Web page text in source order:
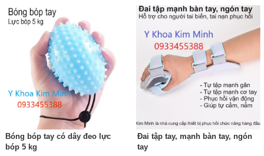
Bóng bóp tay có dây đeo lực
bóp 5 kg
Đai tập tay, mạnh bàn tay, ngón
tay